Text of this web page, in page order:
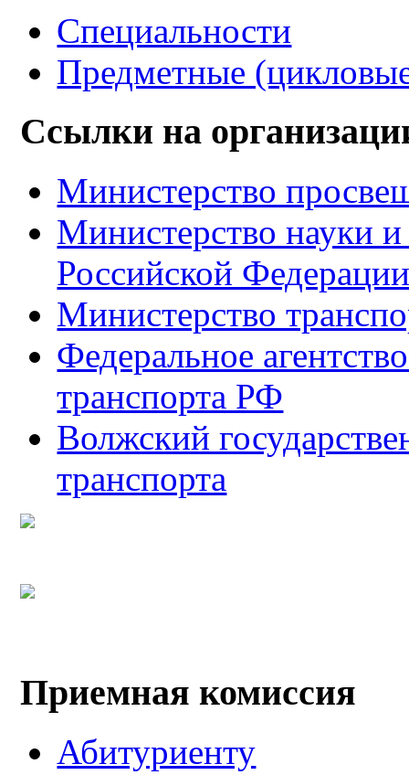
Специальности
Предметные
Ссылки на
Министерство
Министерство науки
Российской
Министерство
Федеральное
транспорта РФ
Волжский
транспорта
Приемная комиссия
Абитуриенту